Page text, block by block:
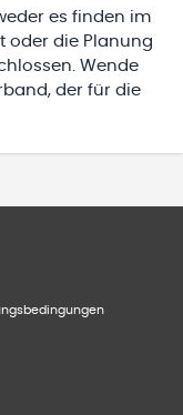
es finden im
oder die Planung
Wende
der für die